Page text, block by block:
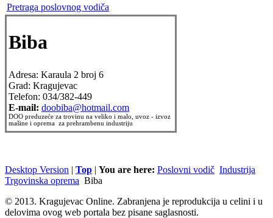
Pretraga poslovnog vodiča
Biba
Adresa: Karaula 2 broj 6
Grad: Kragujevac
Telefon: 034/382-449
E-mail: doobiba@hotmail.com
DOO preduzeće za trovinu na veliko i malo, uvoz - izvoz
mašine i oprema za prehrambenu industriju
Desktop Version | Top | You are here: Poslovni vodič Industrija
Trgovinska oprema Biba
© 2013. Kragujevac Online. Zabranjena je reprodukcija u celini i u
delovima ovog web portala bez pisane saglasnosti.